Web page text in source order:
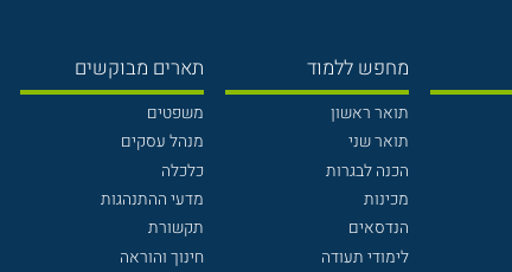
מחפש ללמוד
תואר ראשון
תואר שני
הכנה לבגרות
מכינות
הנדסאים
לימודי תעודה
תארים מבוקשים
משפטים
מנהל עסקים
כלכלה
מדעי ההתנהגות
תקשורת
חינוך והוראה